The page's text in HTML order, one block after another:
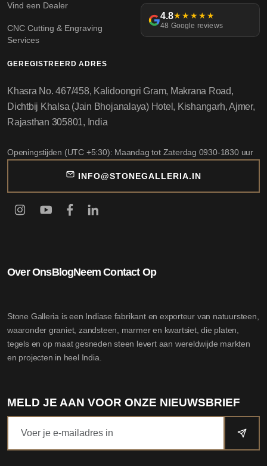
Vind een Dealer
CNC Cutting & Engraving
Services
4.8★★★★★
48 Google reviews
Over OnsBlogNeem Contact Op
Stone Galleria is een Indiase fabrikant en exporteur van natuursteen,
waaronder graniet, zandsteen, marmer en kwartsiet, die platen,
tegels en op maat gesneden steen levert aan wereldwijde markten
en projecten in heel India.
MELD JE AAN VOOR ONZE NIEUWSBRIEF
GEREGISTREERD ADRES
Khasra No. 467/458, Kalidoongri Gram, Makrana Road,
Dichtbij Khalsa (Jain Bhojanalaya) Hotel, Kishangarh, Ajmer,
Rajasthan 305801, India
Openingstijden (UTC +5:30): Maandag tot Zaterdag 0930-1830 uur
INFO@STONEGALLERIA.IN